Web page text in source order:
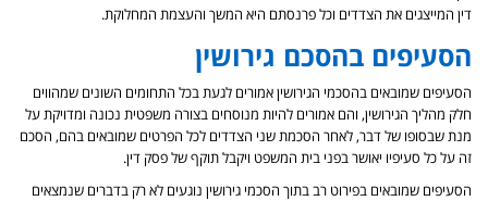
דין המייצגים את הצדדים וכל פרנסתם היא המשך והעצמת המחלוקת.
הסעיפים בהסכם גירושין
הסעיפים שמובאים בהסכמי הגירושין אמורים לגעת בכל התחומים השונים שמהווים
חלק מהליך הגירושין, והם אמורים להיות מנוסחים בצורה משפטית נכונה ומדויקת על
מנת שבסופו של דבר, לאחר הסכמת שני הצדדים לכל הפרטים שמובאים בהם, הסכם
זה על כל סעיפיו יאושר בפני בית המשפט ויקבל תוקף של פסק דין.
הסעיפים שמובאים בפירוט רב בתוך הסכמי גירושין נוגעים לא רק בדברים שנמצאים